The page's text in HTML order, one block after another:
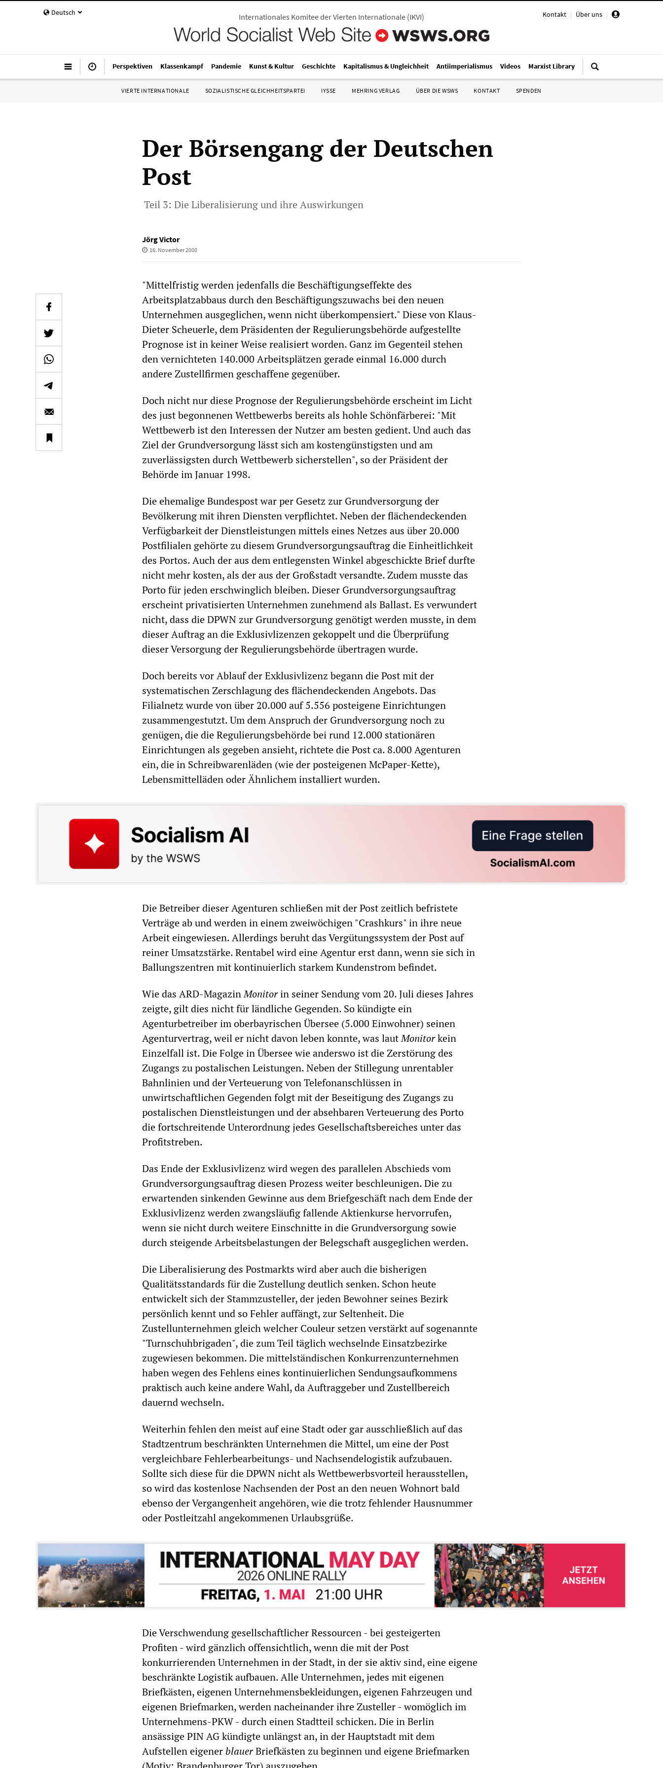
Deutsch Kontakt | Über uns |
Internationales Komitee der Vierten Internationale (IKVI)
Perspektiven Klassenkampf Pandemie Kunst & Kultur Geschichte Kapitalismus & Ungleichheit Antiimperialismus Videos Marxist Library
VIERTE INTERNATIONALE SOZIALISTISCHE GLEICHHEITSPARTEI IYSSE MEHRING VERLAG ÜBER DIE WSWS KONTAKT SPENDEN
Der Börsengang der Deutschen
Post
Teil 3: Die Liberalisierung und ihre Auswirkungen
Jörg Victor
16. November 2000
"Mittelfristig werden jedenfalls die Beschäftigungseffekte des
Arbeitsplatzabbaus durch den Beschäftigungszuwachs bei den neuen
Unternehmen ausgeglichen, wenn nicht überkompensiert." Diese von Klaus-
Dieter Scheuerle, dem Präsidenten der Regulierungsbehörde aufgestellte
Prognose ist in keiner Weise realisiert worden. Ganz im Gegenteil stehen
den vernichteten 140.000 Arbeitsplätzen gerade einmal 16.000 durch
andere Zustellfirmen geschaffene gegenüber.
Doch nicht nur diese Prognose der Regulierungsbehörde erscheint im Licht
des just begonnenen Wettbewerbs bereits als hohle Schönfärberei: "Mit
Wettbewerb ist den Interessen der Nutzer am besten gedient. Und auch das
Ziel der Grundversorgung lässt sich am kostengünstigsten und am
zuverlässigsten durch Wettbewerb sicherstellen", so der Präsident der
Behörde im Januar 1998.
Die ehemalige Bundespost war per Gesetz zur Grundversorgung der
Bevölkerung mit ihren Diensten verpflichtet. Neben der flächendeckenden
Verfügbarkeit der Dienstleistungen mittels eines Netzes aus über 20.000
Postfilialen gehörte zu diesem Grundversorgungsauftrag die Einheitlichkeit
des Portos. Auch der aus dem entlegensten Winkel abgeschickte Brief durfte
nicht mehr kosten, als der aus der Großstadt versandte. Zudem musste das
Porto für jeden erschwinglich bleiben. Dieser Grundversorgungsauftrag
erscheint privatisierten Unternehmen zunehmend als Ballast. Es verwundert
nicht, dass die DPWN zur Grundversorgung genötigt werden musste, in dem
dieser Auftrag an die Exklusivlizenzen gekoppelt und die Überprüfung
dieser Versorgung der Regulierungsbehörde übertragen wurde.
Doch bereits vor Ablauf der Exklusivlizenz begann die Post mit der
systematischen Zerschlagung des flächendeckenden Angebots. Das
Filialnetz wurde von über 20.000 auf 5.556 posteigene Einrichtungen
zusammengestutzt. Um dem Anspruch der Grundversorgung noch zu
genügen, die die Regulierungsbehörde bei rund 12.000 stationären
Einrichtungen als gegeben ansieht, richtete die Post ca. 8.000 Agenturen
ein, die in Schreibwarenläden (wie der posteigenen McPaper-Kette),
Lebensmittelläden oder Ähnlichem installiert wurden.
Die Betreiber dieser Agenturen schließen mit der Post zeitlich befristete
Verträge ab und werden in einem zweiwöchigen "Crashkurs" in ihre neue
Arbeit eingewiesen. Allerdings beruht das Vergütungssystem der Post auf
reiner Umsatzstärke. Rentabel wird eine Agentur erst dann, wenn sie sich in
Ballungszentren mit kontinuierlich starkem Kundenstrom befindet.
Wie das ARD-MagazinMonitorin seiner Sendung vom 20. Juli dieses Jahres
zeigte, gilt dies nicht für ländliche Gegenden. So kündigte ein
Agenturbetreiber im oberbayrischen Übersee (5.000 Einwohner) seinen
Agenturvertrag, weil er nicht davon leben konnte, was lautMonitorkein
Einzelfall ist. Die Folge in Übersee wie anderswo ist die Zerstörung des
Zugangs zu postalischen Leistungen. Neben der Stillegung unrentabler
Bahnlinien und der Verteuerung von Telefonanschlüssen in
unwirtschaftlichen Gegenden folgt mit der Beseitigung des Zugangs zu
postalischen Dienstleistungen und der absehbaren Verteuerung des Porto
die fortschreitende Unterordnung jedes Gesellschaftsbereiches unter das
Profitstreben.
Das Ende der Exklusivlizenz wird wegen des parallelen Abschieds vom
Grundversorgungsauftrag diesen Prozess weiter beschleunigen. Die zu
erwartenden sinkenden Gewinne aus dem Briefgeschäft nach dem Ende der
Exklusivlizenz werden zwangsläufig fallende Aktienkurse hervorrufen,
wenn sie nicht durch weitere Einschnitte in die Grundversorgung sowie
durch steigende Arbeitsbelastungen der Belegschaft ausgeglichen werden.
Die Liberalisierung des Postmarkts wird aber auch die bisherigen
Qualitätsstandards für die Zustellung deutlich senken. Schon heute
entwickelt sich der Stammzusteller, der jeden Bewohner seines Bezirk
persönlich kennt und so Fehler auffängt, zur Seltenheit. Die
Zustellunternehmen gleich welcher Couleur setzen verstärkt auf sogenannte
"Turnschuhbrigaden", die zum Teil täglich wechselnde Einsatzbezirke
zugewiesen bekommen. Die mittelständischen Konkurrenzunternehmen
haben wegen des Fehlens eines kontinuierlichen Sendungsaufkommens
praktisch auch keine andere Wahl, da Auftraggeber und Zustellbereich
dauernd wechseln.
Weiterhin fehlen den meist auf eine Stadt oder gar ausschließlich auf das
Stadtzentrum beschränkten Unternehmen die Mittel, um eine der Post
vergleichbare Fehlerbearbeitungs- und Nachsendelogistik aufzubauen.
Sollte sich diese für die DPWN nicht als Wettbewerbsvorteil herausstellen,
so wird das kostenlose Nachsenden der Post an den neuen Wohnort bald
ebenso der Vergangenheit angehören, wie die trotz fehlender Hausnummer
oder Postleitzahl angekommenen Urlaubsgrüße.
Die Verschwendung gesellschaftlicher Ressourcen - bei gesteigerten
Profiten - wird gänzlich offensichtlich, wenn die mit der Post
konkurrierenden Unternehmen in der Stadt, in der sie aktiv sind, eine eigene
beschränkte Logistik aufbauen. Alle Unternehmen, jedes mit eigenen
Briefkästen, eigenen Unternehmensbekleidungen, eigenen Fahrzeugen und
eigenen Briefmarken, werden nacheinander ihre Zusteller - womöglich im
Unternehmens-PKW - durch einen Stadtteil schicken. Die in Berlin
ansässige PIN AG kündigte unlängst an, in der Hauptstadt mit dem
Aufstellen eigenerblauerBriefkästen zu beginnen und eigene Briefmarken